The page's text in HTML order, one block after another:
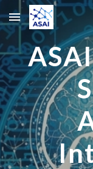
Skip to main content